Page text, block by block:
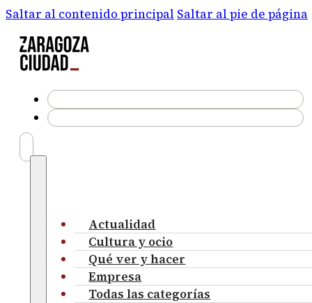
Saltar al contenido principal Saltar al pie de página
Actualidad
Cultura y ocio
Qué ver y hacer
Empresa
Todas las categorías